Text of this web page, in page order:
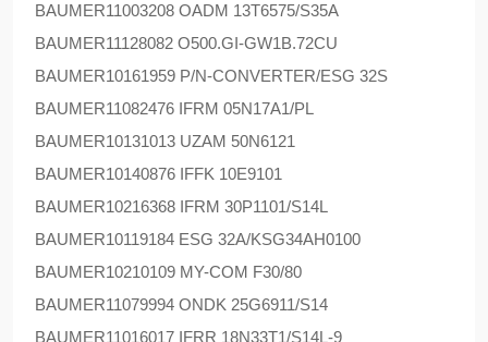
BAUMER11003208 OADM 13T6575/S35A
BAUMER11128082 O500.GI-GW1B.72CU
BAUMER10161959 P/N-CONVERTER/ESG 32S
BAUMER11082476 IFRM 05N17A1/PL
BAUMER10131013 UZAM 50N6121
BAUMER10140876 IFFK 10E9101
BAUMER10216368 IFRM 30P1101/S14L
BAUMER10119184 ESG 32A/KSG34AH0100
BAUMER10210109 MY-COM F30/80
BAUMER11079994 ONDK 25G6911/S14
BAUMER11016017 IFRR 18N33T1/S14L-9